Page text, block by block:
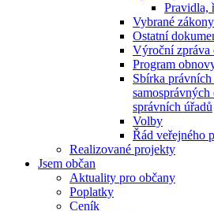
Pravidla,
Vybrané
Ostatní
Výroční zpráva
Program
Sbírka
správních úřadů
Volby
Řád veřejného
Realizované projekty
Jsem občan
Aktuality pro občany
Poplatky
Ceník